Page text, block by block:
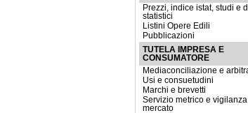
Prezzi, indice istat, studi e
statistici
Listini Opere Edili
Pubblicazioni
TUTELA IMPRESA E
CONSUMATORE
Mediaconciliazione e
Usi e consuetudini
Marchi e brevetti
Servizio metrico e vigilanza
mercato